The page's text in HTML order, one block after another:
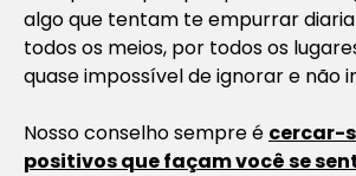
algo que tentam te empurrar
todos os meios, por todos os
quase impossível de ignorar e não
Nosso conselho sempre é cercar-
positivos que façam você se